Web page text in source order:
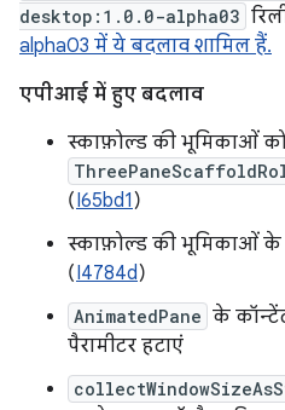
desktop:1.0.0-alpha03
alpha03 में ये बदलाव शामिल हैं.
एपीआई में हुए बदलाव
स्काफ़ोल्ड की भूमिकाओं
(I65bd1 )
स्काफ़ोल्ड की भूमिकाओं के
(I4784d)
AnimatedPane के
पैरामीटर हटाएं